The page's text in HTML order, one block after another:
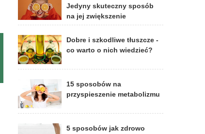
Jedyny skuteczny sposób
na jej zwiększenie
Dobre i szkodliwe tłuszcze -
co warto o nich wiedzieć?
15 sposobów na
przyspieszenie metabolizmu
5 sposobów jak zdrowo